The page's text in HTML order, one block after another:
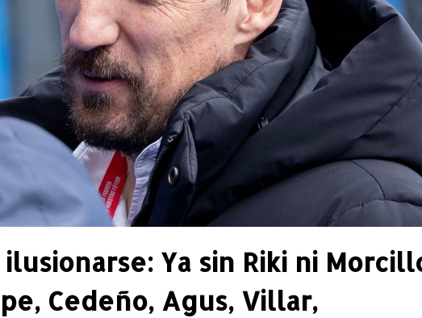
Ya sin Riki ni
Cedeño, Agus, Villar,